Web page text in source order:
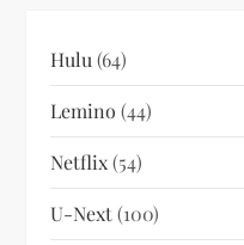
Hulu (64)
Lemino (44)
Netflix(54)
U-Next(100)